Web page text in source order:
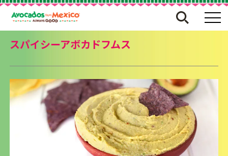
スパイシーアボカドフムス